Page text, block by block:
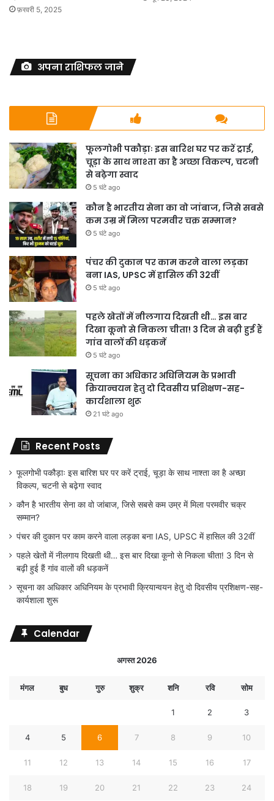
फ़रवरी 5, 2025
अपना राशिफल जाने
फूलगोभी पकौड़ाः इस बारिश घर पर करें ट्राई,
चूड़ा के साथ नाश्ता का है अच्छा विकल्प, चटनी
से बढ़ेगा स्वाद
5 घंटे ago
कौन है भारतीय सेना का वो जांबाज, जिसे सबसे
कम उम्र में मिला परमवीर चक्र सम्मान?
5 घंटे ago
पंचर की दुकान पर काम करने वाला लड़का
बना IAS, UPSC में हासिल की 32वीं
5 घंटे ago
पहले खेतों में नीलगाय दिखती थी… इस बार
दिखा कूनो से निकला चीता! 3 दिन से बढ़ी हुई हैं
गांव वालों की धड़कनें
5 घंटे ago
सूचना का अधिकार अधिनियम के प्रभावी
क्रियान्वयन हेतु दो दिवसीय प्रशिक्षण-सह-
कार्यशाला शुरू
21 घंटे ago
Recent Posts
फूलगोभी पकौड़ाः इस बारिश घर पर करें ट्राई, चूड़ा के साथ नाश्ता का है अच्छा
विकल्प, चटनी से बढ़ेगा स्वाद
कौन है भारतीय सेना का वो जांबाज, जिसे सबसे कम उम्र में मिला परमवीर चक्र
सम्मान?
पंचर की दुकान पर काम करने वाला लड़का बना IAS, UPSC में हासिल की 32वीं
पहले खेतों में नीलगाय दिखती थी… इस बार दिखा कूनो से निकला चीता! 3 दिन से
बढ़ी हुई हैं गांव वालों की धड़कनें
सूचना का अधिकार अधिनियम के प्रभावी क्रियान्वयन हेतु दो दिवसीय प्रशिक्षण-सह-
कार्यशाला शुरू
Calendar
अगस्त 2026
मंगल बुध गुरु शुक्र शनि रवि सोम
1 2 3
4 5 6 7 8 9 10
11 12 13 14 15 16 17
18 19 20 21 22 23 24